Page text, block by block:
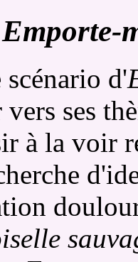
Emporte-
d'
ses
à la voir